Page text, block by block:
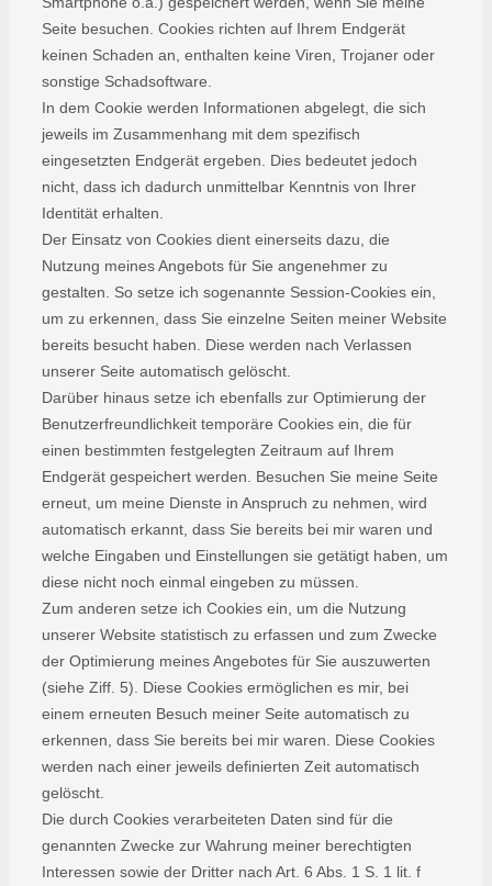
Seite besuchen. Cookies richten auf Ihrem Endgerät
keinen Schaden an, enthalten keine Viren, Trojaner oder
sonstige Schadsoftware.
In dem Cookie werden Informationen abgelegt, die sich
jeweils im Zusammenhang mit dem spezifisch
eingesetzten Endgerät ergeben. Dies bedeutet jedoch
nicht, dass ich dadurch unmittelbar Kenntnis von Ihrer
Identität erhalten.
Der Einsatz von Cookies dient einerseits dazu, die
Nutzung meines Angebots für Sie angenehmer zu
gestalten. So setze ich sogenannte Session-Cookies ein,
um zu erkennen, dass Sie einzelne Seiten meiner Website
bereits besucht haben. Diese werden nach Verlassen
unserer Seite automatisch gelöscht.
Darüber hinaus setze ich ebenfalls zur Optimierung der
Benutzerfreundlichkeit temporäre Cookies ein, die für
einen bestimmten festgelegten Zeitraum auf Ihrem
Endgerät gespeichert werden. Besuchen Sie meine Seite
erneut, um meine Dienste in Anspruch zu nehmen, wird
automatisch erkannt, dass Sie bereits bei mir waren und
welche Eingaben und Einstellungen sie getätigt haben, um
diese nicht noch einmal eingeben zu müssen.
Zum anderen setze ich Cookies ein, um die Nutzung
unserer Website statistisch zu erfassen und zum Zwecke
der Optimierung meines Angebotes für Sie auszuwerten
(siehe Ziff. 5). Diese Cookies ermöglichen es mir, bei
einem erneuten Besuch meiner Seite automatisch zu
erkennen, dass Sie bereits bei mir waren. Diese Cookies
werden nach einer jeweils definierten Zeit automatisch
gelöscht.
Die durch Cookies verarbeiteten Daten sind für die
genannten Zwecke zur Wahrung meiner berechtigten
Interessen sowie der Dritter nach Art. 6 Abs. 1 S. 1 lit. f